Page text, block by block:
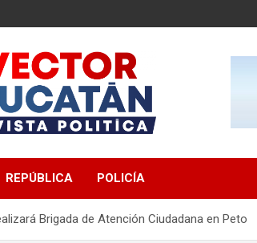
REPÚBLICA POLICÍA
Brigada de Atención Ciudadana en Peto